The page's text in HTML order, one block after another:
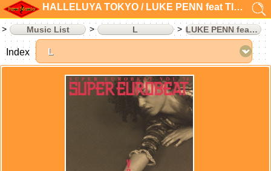
HALLELUYA TOKYO / LUKE PENN feat TIME FORCE
Music List L LUKE PENN feat TIME FORCE
Index